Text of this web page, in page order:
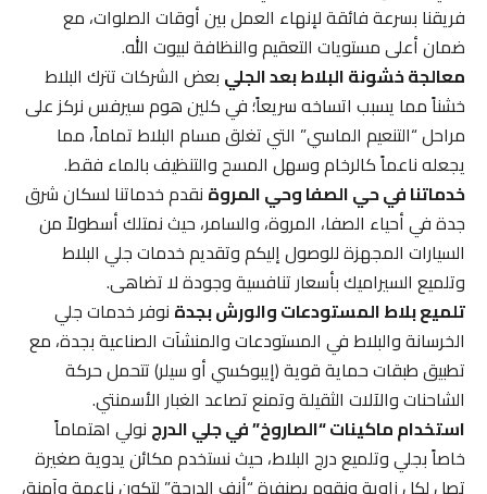
فريقنا بسرعة فائقة لإنهاء العمل بين أوقات الصلوات، مع
ضمان أعلى مستويات التعقيم والنظافة لبيوت الله.
معالجة خشونة البلاط بعد الجليبعض الشركات تترك البلاط
خشناً مما يسبب اتساخه سريعاً؛ في كلين هوم سيرفس نركز على
مراحل “التنعيم الماسي” التي تغلق مسام البلاط تماماً، مما
يجعله ناعماً كالرخام وسهل المسح والتنظيف بالماء فقط.
خدماتنا في حي الصفا وحي المروةنقدم خدماتنا لسكان شرق
جدة في أحياء الصفا، المروة، والسامر، حيث نمتلك أسطولاً من
السيارات المجهزة للوصول إليكم وتقديم خدمات جلي البلاط
وتلميع السيراميك بأسعار تنافسية وجودة لا تضاهى.
تلميع بلاط المستودعات والورش بجدةنوفر خدمات جلي
الخرسانة والبلاط في المستودعات والمنشآت الصناعية بجدة، مع
تطبيق طبقات حماية قوية (إيبوكسي أو سيلر) تتحمل حركة
الشاحنات والآلات الثقيلة وتمنع تصاعد الغبار الأسمنتي.
استخدام ماكينات “الصاروخ” في جلي الدرجنولي اهتماماً
خاصاً بجلي وتلميع درج البلاط، حيث نستخدم مكائن يدوية صغيرة
تصل لكل زاوية ونقوم بصنفرة “أنف الدرجة” لتكون ناعمة وآمنة،